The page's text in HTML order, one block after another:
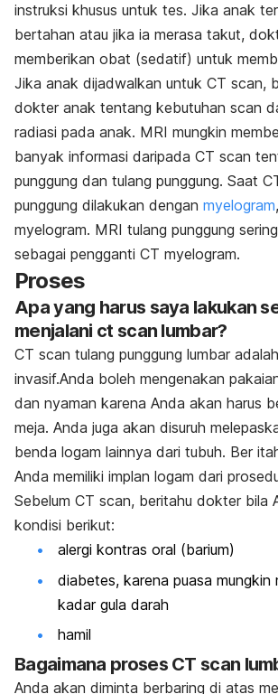
instruksi khusus untuk tes. Jika anak
bertahan atau jika ia merasa takut,
memberikan obat (sedatif) untuk
Jika anak dijadwalkan untuk CT scan,
dokter anak tentang kebutuhan scan
radiasi pada anak. MRI mungkin
banyak informasi daripada CT scan
punggung dan tulang punggung. Saat
punggung dilakukan dengan myelogram
myelogram. MRI tulang punggung
sebagai pengganti CT myelogram.
Proses
Apa yang harus saya lakukan
menjalani ct scan lumbar?
CT scan tulang punggung lumbar
invasif.Anda boleh mengenakan
dan nyaman karena Anda akan harus
meja. Anda juga akan disuruh
benda logam lainnya dari tubuh. Ber
Anda memiliki implan logam dari
Sebelum CT scan, beritahu dokter bila
kondisi berikut:
alergi kontras oral (barium)
diabetes, karena puasa mungkin
kadar gula darah
hamil
Bagaimana proses CT scan
Anda akan diminta berbaring di atas